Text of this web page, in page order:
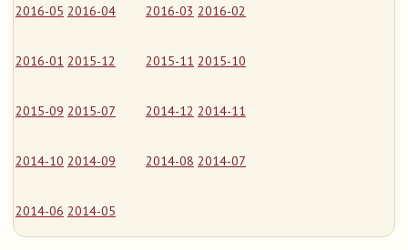
2016-05 2016-04 2016-03 2016-02
2016-01 2015-12 2015-11 2015-10
2015-09 2015-07 2014-12 2014-11
2014-10 2014-09 2014-08 2014-07
2014-06 2014-05